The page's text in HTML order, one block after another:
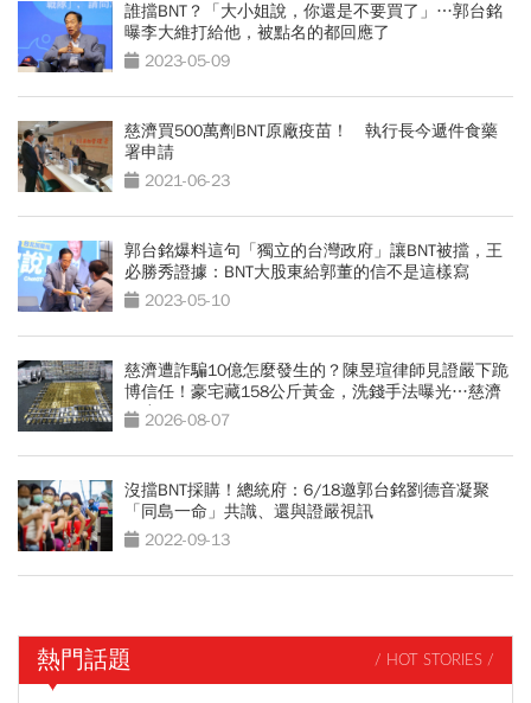
誰擋BNT？「大小姐說，你還是不要買了」…郭台銘
曝李大維打給他，被點名的都回應了
2023-05-09
慈濟買500萬劑BNT原廠疫苗！ 執行長今遞件食藥
署申請
2021-06-23
郭台銘爆料這句「獨立的台灣政府」讓BNT被擋，王
必勝秀證據：BNT大股東給郭董的信不是這樣寫
2023-05-10
慈濟遭詐騙10億怎麼發生的？陳昱瑄律師見證嚴下跪
博信任！豪宅藏158公斤黃金，洗錢手法曝光…慈濟
回應了
2026-08-07
沒擋BNT採購！總統府：6/18邀郭台銘劉德音凝聚
「同島一命」共識、還與證嚴視訊
2022-09-13
熱門話題 / HOT STORIES /